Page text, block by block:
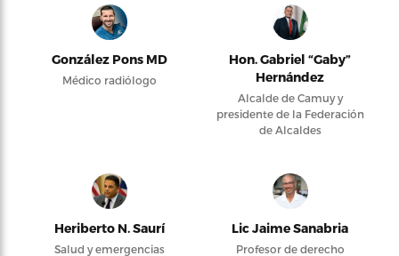
González Pons MD
Médico radiólogo
Hon. Gabriel “Gaby”
Hernández
Alcalde de Camuy y
presidente de la Federación
de Alcaldes
Heriberto N. Saurí
Salud y emergencias
Lic Jaime Sanabria
Profesor de derecho